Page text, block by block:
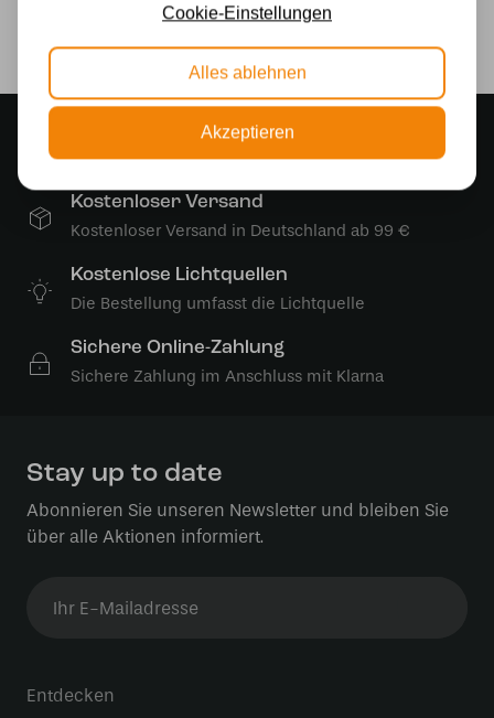
Stimmungsvoller Showroom
500 m2 großes Lampengeschäft in Rijssen
Kostenloser Versand
Kostenloser Versand in Deutschland ab 99 €
Kostenlose Lichtquellen
Die Bestellung umfasst die Lichtquelle
Sichere Online-Zahlung
Sichere Zahlung im Anschluss mit Klarna
Stay up to date
Abonnieren Sie unseren Newsletter und bleiben Sie
über alle Aktionen informiert.
Entdecken
Cookie-Einstellungen
Alles ablehnen
Akzeptieren